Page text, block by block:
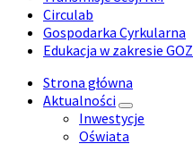
Circulab
Gospodarka Cyrkularna
Edukacja w zakresie GOZ
Strona główna
Aktualności
Inwestycje
Oświata